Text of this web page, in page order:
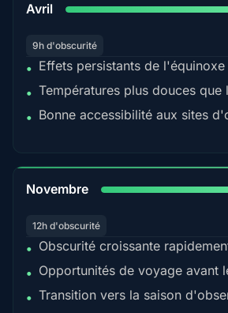
Avril
9h d'obscurité
• Effets persistants de l'équinoxe
• Températures plus douces que
• Bonne accessibilité aux sites
Novembre
12h d'obscurité
• Obscurité croissante
• Opportunités de voyage avant
• Transition vers la saison